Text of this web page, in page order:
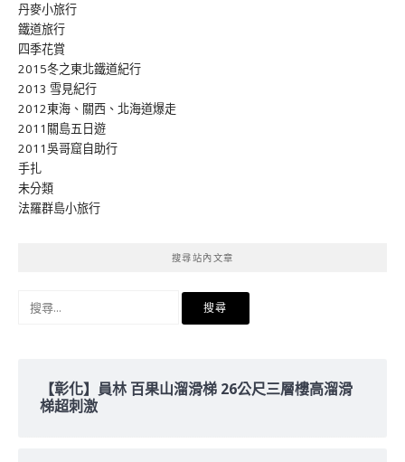
丹麥小旅行
鐵道旅行
四季花賞
2015冬之東北鐵道紀行
2013 雪見紀行
2012東海、關西、北海道爆走
2011關島五日遊
2011吳哥窟自助行
手扎
未分類
法羅群島小旅行
搜尋站內文章
【彰化】員林 百果山溜滑梯 26公尺三層樓高溜滑
梯超刺激